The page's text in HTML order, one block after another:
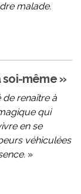
malade.
même »
de renaître à
qui
en se
véhiculées
»